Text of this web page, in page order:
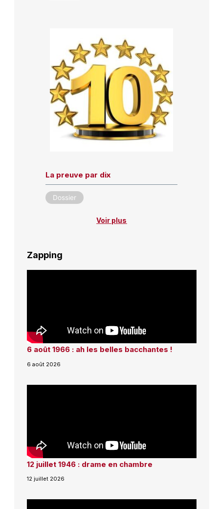
La preuve par dix
Dossier
Voir plus
Zapping
6 août 1966 : ah les belles bacchantes !
6 août 2026
12 juillet 1946 : drame en chambre
12 juillet 2026